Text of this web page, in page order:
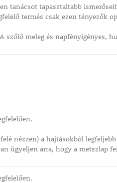
tanácsot tapasztaltabb
termés csak ezen tényezők
meleg és napfényigényes,
nézzen) a hajtásokból
ügyeljen arra, hogy a metszlap